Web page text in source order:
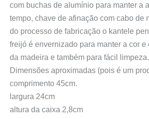
com buchas de alumínio para manter a
tempo, chave de afinação com cabo de
do processo de fabricação o kantele
freijó é envernizado para manter a cor e
da madeira e também para fácil limpeza.
Dimensões aproximadas (pois é um
comprimento 45cm.
largura 24cm
altura da caixa 2,8cm